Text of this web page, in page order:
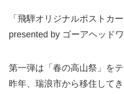
「飛騨オリジナルポストカ
presented by ゴーアヘッドワ
第一弾は「春の高山祭」をテ
昨年、瑞浪市から移住して